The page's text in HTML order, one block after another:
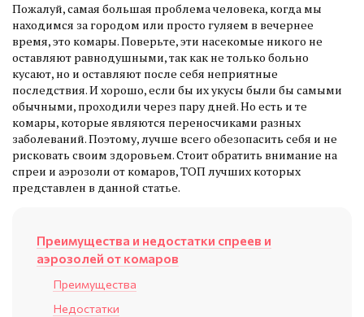
Пожалуй, самая большая проблема человека, когда мы
находимся за городом или просто гуляем в вечернее
время, это комары. Поверьте, эти насекомые никого не
оставляют равнодушными, так как не только больно
кусают, но и оставляют после себя неприятные
последствия. И хорошо, если бы их укусы были бы самыми
обычными, проходили через пару дней. Но есть и те
комары, которые являются переносчиками разных
заболеваний. Поэтому, лучше всего обезопасить себя и не
рисковать своим здоровьем. Стоит обратить внимание на
спреи и аэрозоли от комаров, ТОП лучших которых
представлен в данной статье.
Преимущества и недостатки спреев и
аэрозолей от комаров
Преимущества
Недостатки